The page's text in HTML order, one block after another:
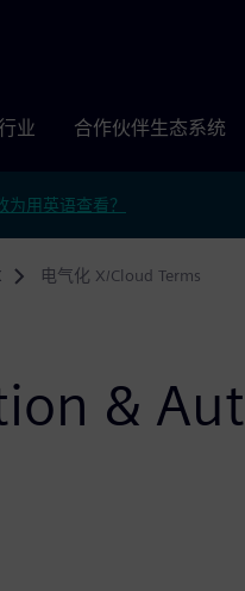
行业 合作伙伴生态系统
为用英语查看？
电气化 X/Cloud Terms
&